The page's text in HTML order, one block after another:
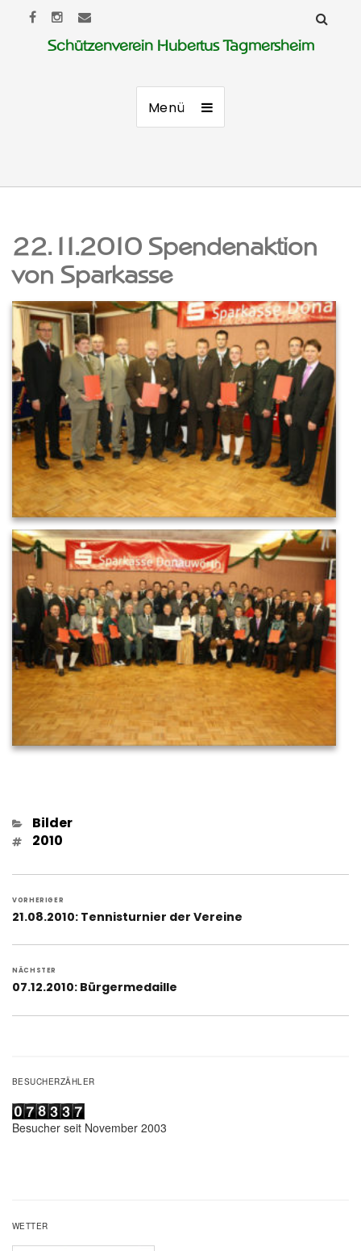
Schützenverein Hubertus Tagmersheim
Menü
22.11.2010 Spendenaktion
von Sparkasse
Kategorien
Bilder
Schlagwörter
2010
VORHERIGER
Vorheriger
21.08.2010: Tennisturnier der Vereine
NÄCHSTER
Nächster
07.12.2010: Bürgermedaille
BESUCHERZÄHLER
Besucher seit November 2003
WETTER